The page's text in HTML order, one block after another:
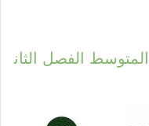
المتوسط الفصل الثان